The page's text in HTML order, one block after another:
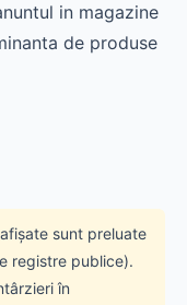
in magazine
de produse
sunt preluate
registre publice).
în